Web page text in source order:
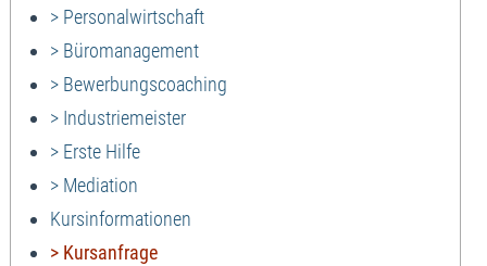
> Personalwirtschaft
> Büromanagement
> Bewerbungscoaching
> Industriemeister
> Erste Hilfe
> Mediation
Kursinformationen
> Kursanfrage